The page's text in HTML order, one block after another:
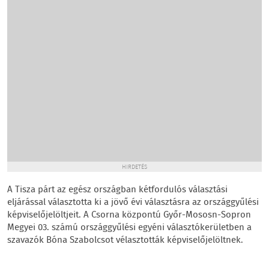
HIRDETÉS
A Tisza párt az egész országban kétfordulós választási
eljárással választotta ki a jövő évi választásra az országgyűlési
képviselőjelöltjeit. A Csorna központú Győr-Mososn-Sopron
Megyei 03. számú országgyűlési egyéni választókerületben a
szavazók Bóna Szabolcsot vélasztották képviselőjelöltnek.